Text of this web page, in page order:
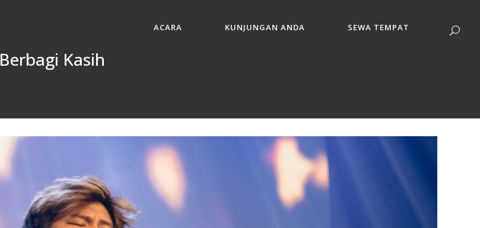
ACARA KUNJUNGAN ANDA SEWA TEMPAT
Kasih